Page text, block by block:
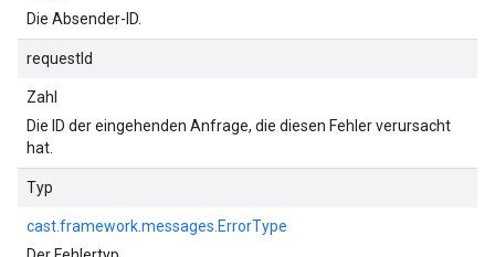
Die Absender-ID.
requestId
Zahl
Die ID der eingehenden Anfrage, die diesen Fehler verursacht
hat.
Typ
cast.framework.messages.ErrorType